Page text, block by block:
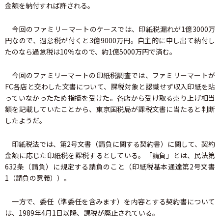
金額を納付すれば許される。
今回のファミリーマートのケースでは、印紙税漏れが1億3000万
円なので、過怠税が付くと3億9000万円。自主的に申し出て納付し
たのなら過怠税は10％なので、約1億5000万円で済む。
今回のファミリーマートの印紙税調査では、ファミリーマートが
FC各店と交わした文書について、課税対象と認識せず収入印紙を貼
っていなかったため指摘を受けた。各店から受け取る売り上げ相当
額を記載していたことから、東京国税局が課税文書に当たると判断
したようだ。
印紙税法では、第2号文書（請負に関する契約書）に関して、契約
金額に応じた印紙税を課税するとしている。「請負」とは、民法第
632条（請負）に規定する請負のこと（印紙税基本通達第2号文書
1（請負の意義））。
一方で、委任（準委任を含みます）を内容とする契約書について
は、1989年4月1日以降、課税が廃止されている。